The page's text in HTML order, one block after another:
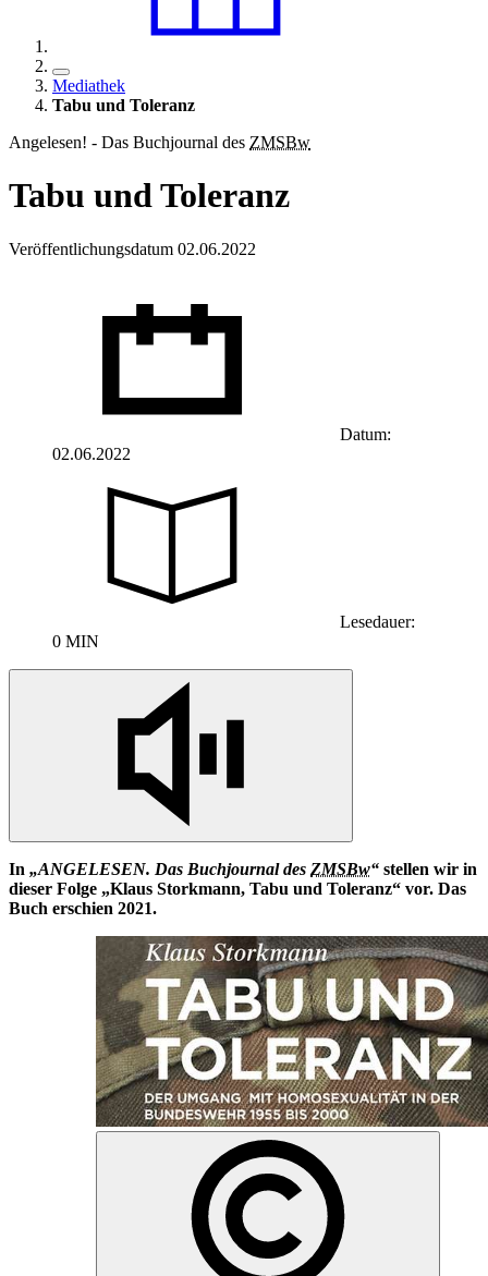
Mediathek
Tabu und Toleranz
Angelesen! - Das Buchjournal des ZMSBw
Tabu und Toleranz
Veröffentlichungsdatum 02.06.2022
Datum:
02.06.2022
Lesedauer:
0 MIN
In „ANGELESEN. Das Buchjournal des ZMSBw“ stellen wir in
dieser Folge „Klaus Storkmann, Tabu und Toleranz“ vor. Das
Buch erschien 2021.